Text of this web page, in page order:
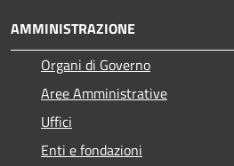
AMMINISTRAZIONE
Organi di Governo
Aree Amministrative
Uffici
Enti e fondazioni